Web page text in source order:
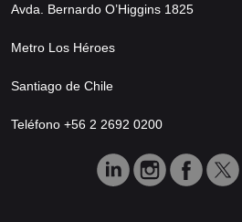
Avda. Bernardo O’Higgins 1825
Metro Los Héroes
Santiago de Chile
Teléfono +56 2 2692 0200